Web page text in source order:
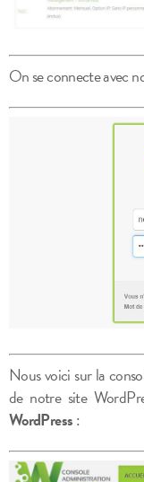
On se connecte avec
Nous voici sur la
de notre site
WordPress: